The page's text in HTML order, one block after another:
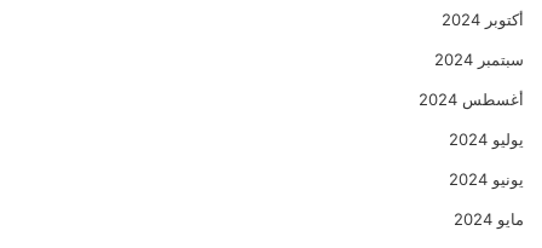
أكتوبر 2024
سبتمبر 2024
أغسطس 2024
يوليو 2024
يونيو 2024
مايو 2024